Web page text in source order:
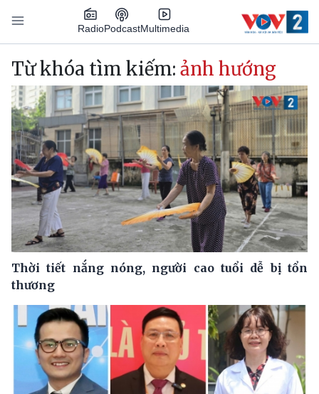
Nhảy đến nội dung
RadioPodcastMultimedia
Main navigation
Từ khóa tìm kiếm: ảnh hướng
Thời tiết nắng nóng, người cao tuổi dễ bị tổn
thương